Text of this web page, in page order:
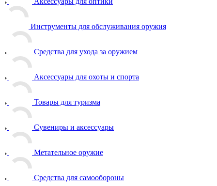
Инструменты для обслуживания оружия
Средства для ухода за оружием
Аксессуары для охоты и спорта
Товары для туризма
Сувениры и аксессуары
Метательное оружие
Средства для самообороны